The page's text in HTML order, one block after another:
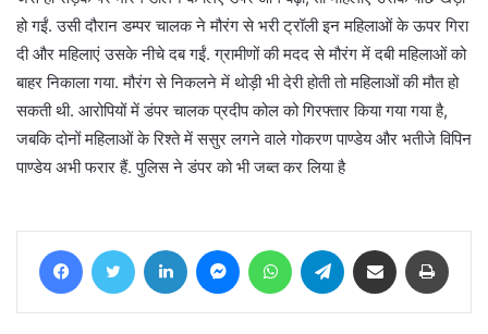
हो गईं. उसी दौरान डम्पर चालक ने मौरंग से भरी ट्रॉली इन महिलाओं के ऊपर गिरा
दी और महिलाएं उसके नीचे दब गईं. ग्रामीणों की मदद से मौरंग में दबी महिलाओं को
बाहर निकाला गया. मौरंग से निकलने में थोड़ी भी देरी होती तो महिलाओं की मौत हो
सकती थी. आरोपियों में डंपर चालक प्रदीप कोल को गिरफ्तार किया गया गया है,
जबकि दोनों महिलाओं के रिश्ते में ससुर लगने वाले गोकरण पाण्डेय और भतीजे विपिन
पाण्डेय अभी फरार हैं. पुलिस ने डंपर को भी जब्त कर लिया है
FacebookTwitter LinkedIn MessengerWhatsAppTelegram Share via Email